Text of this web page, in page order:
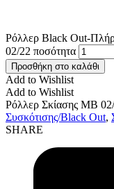
Ρόλλερ Black Out-
02/22 ποσότητα
Προσθήκη στο καλάθι
Add to Wishlist
Add to Wishlist
Ρόλλερ Σκίασης MB
Συσκότισης/Black Out,
SHARE